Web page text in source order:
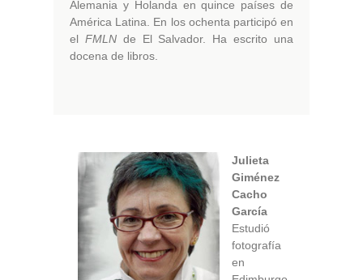
Alemania y Holanda en quince países de
América Latina. En los ochenta participó en
el FMLNde El Salvador. Ha escrito una
docena de libros.
Julieta
Giménez
Cacho
García
Estudió
fotografía
en